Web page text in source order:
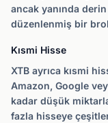
ancak yanında
düzenlenmiş bir
Kısmi Hisse
XTB ayrıca kısmi
Amazon, Google
kadar düşük
fazla hisseye